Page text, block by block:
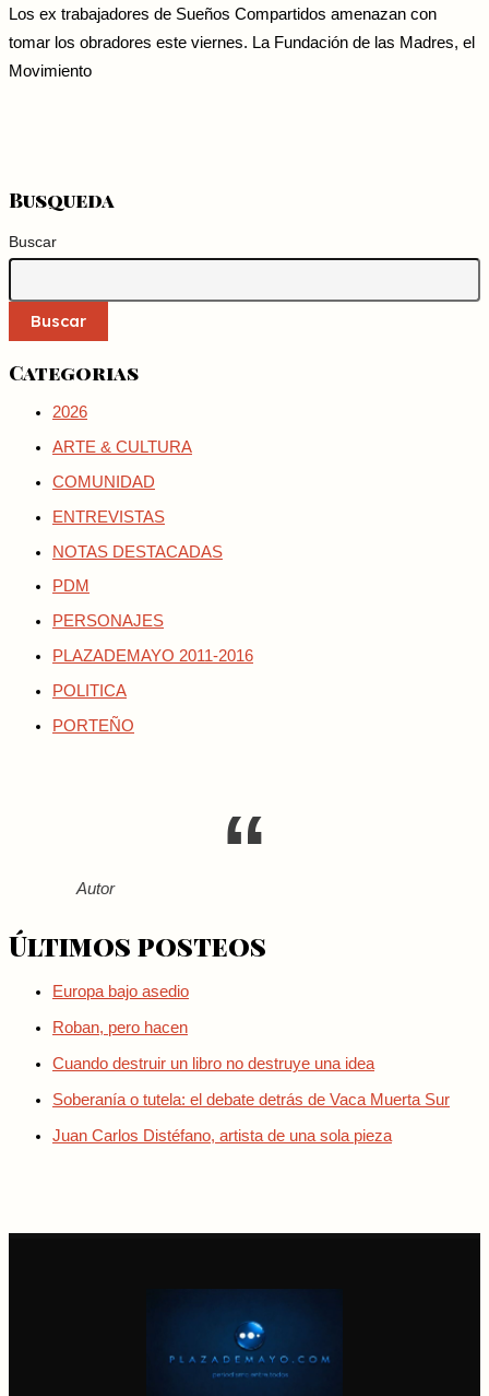
Los ex trabajadores de Sueños Compartidos amenazan con
tomar los obradores este viernes. La Fundación de las Madres, el
Movimiento
Busqueda
Buscar
Buscar
Categorias
2026
ARTE & CULTURA
COMUNIDAD
ENTREVISTAS
NOTAS DESTACADAS
PDM
PERSONAJES
PLAZADEMAYO 2011-2016
POLITICA
PORTEÑO
Autor
Últimos posteos
Europa bajo asedio
Roban, pero hacen
Cuando destruir un libro no destruye una idea
Soberanía o tutela: el debate detrás de Vaca Muerta Sur
Juan Carlos Distéfano, artista de una sola pieza